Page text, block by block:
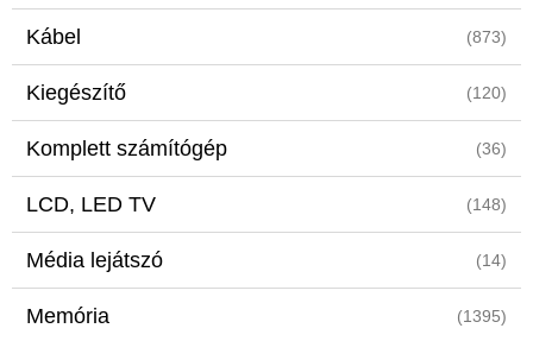
Kábel (873)
Kiegészítő (120)
Komplett számítógép (36)
LCD, LED TV (148)
Média lejátszó (14)
Memória (1395)